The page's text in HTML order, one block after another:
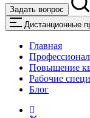
Задать вопрос
Дистанционные
Главная
Повышение
Рабочие
Блог